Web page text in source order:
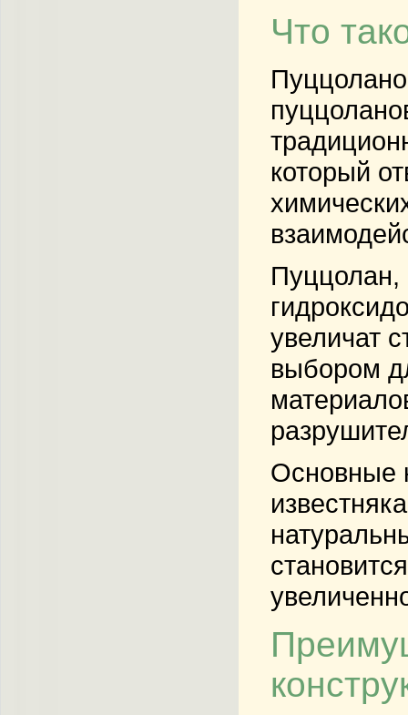
Что
который
Пуццолан,
увеличат
выбором
Основные